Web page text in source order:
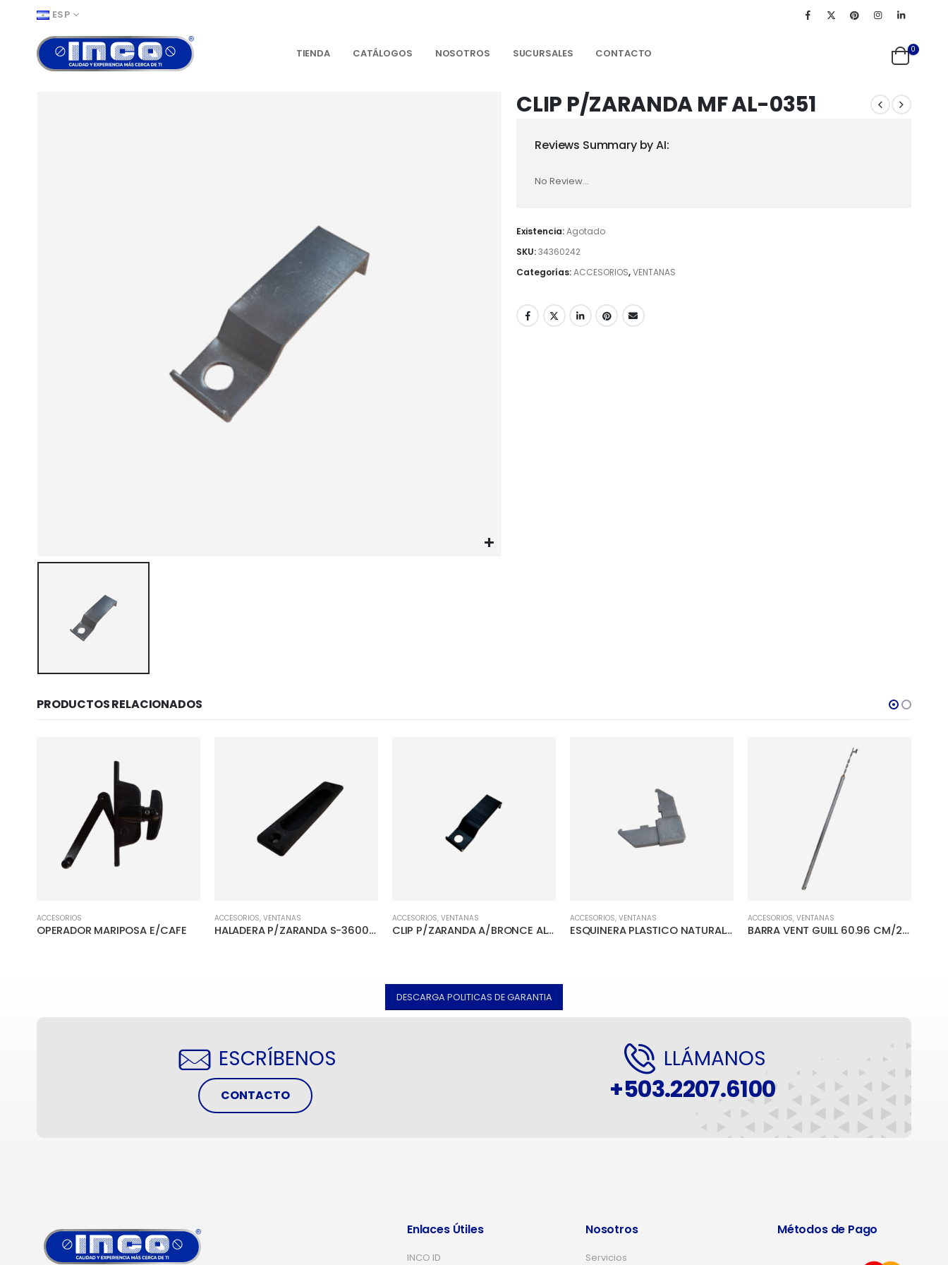
ESP
TIENDA CATÁLOGOS NOSOTROS SUCURSALES CONTACTO 0
CLIP P/ZARANDA MF AL-0351
Reviews Summary by AI:
No Review...
Existencia:Agotado
SKU:34360242
Categorías:ACCESORIOS,VENTANAS
PRODUCTOS RELACIONADOS
ACCESORIOS
OPERADOR MARIPOSA E/CAFE
ACCESORIOS, VENTANAS
HALADERA P/ZARANDA S-3600 BILBAO
ACCESORIOS, VENTANAS
CLIP P/ZARANDA A/BRONCE AL-0351
ACCESORIOS, VENTANAS
ESQUINERA PLASTICO NATURAL P/ZARANDA
ACCESORIOS, VENTANAS
BARRA VENT GUILL 60.96 CM/24″
DESCARGA POLITICAS DE GARANTIA
ESCRÍBENOS
CONTACTO
LLÁMANOS
+503.2207.6100
Enlaces Útiles
INCO ID
Nosotros
Servicios
Métodos de Pago